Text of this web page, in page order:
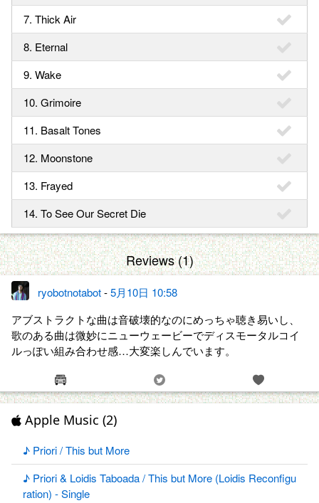
7. Thick Air
8. Eternal
9. Wake
10. Grimoire
11. Basalt Tones
12. Moonstone
13. Frayed
14. To See Our Secret Die
Reviews (1)
ryobotnotabot-5月10日 10:58
アブストラクトな曲は音破壊的なのにめっちゃ聴き易いし、
歌のある曲は微妙にニューウェービーでディスモータルコイ
ルっぽい組み合わせ感…大変楽しんでいます。
Apple Music (2)
♪ Priori / This but More
♪ Priori & Loidis Taboada / This but More (Loidis Reconfigu
ration) - Single